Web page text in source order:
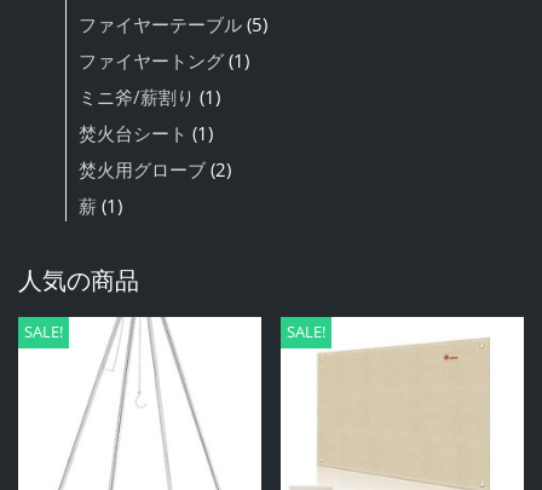
ファイヤーテーブル (5)
ファイヤートング (1)
ミニ斧/薪割り (1)
焚火台シート (1)
焚火用グローブ (2)
薪 (1)
人気の商品
SALE! SALE!